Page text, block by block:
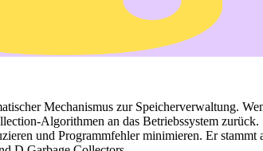
Mechanismus zur Speicherverwaltung.
Algorithmen an das Betriebssystem zurück.
und Programmfehler minimieren. Er stammt